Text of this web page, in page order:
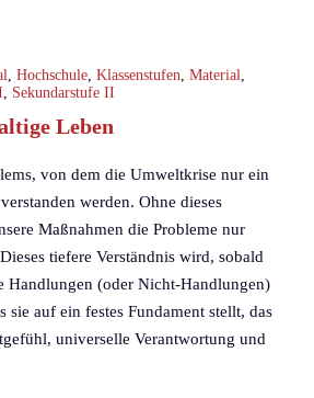
Hochschule Klassenstufen Material
Sekundarstufe II
Leben
von dem die Umweltkrise nur ein
werden. Ohne dieses
Maßnahmen die Probleme nur
tiefere Verständnis wird, sobald
Handlungen (oder Nicht-Handlungen)
sie auf ein festes Fundament stellt, das
universelle Verantwortung und